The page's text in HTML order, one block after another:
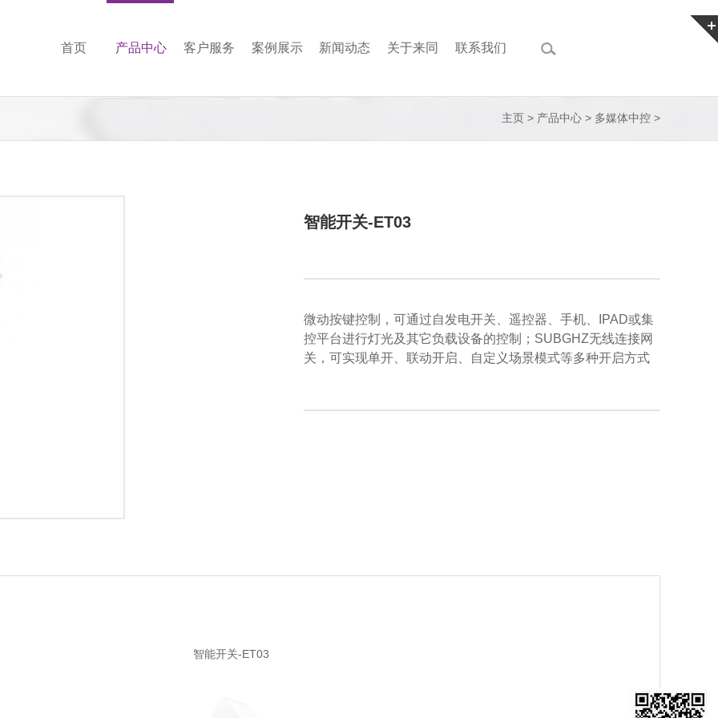
首页 产品中心 客户服务 案例展示 新闻动态 关于来同 联系我们
主页 > 产品中心 > 多媒体中控 >
智能开关-ET03
微动按键控制，可通过自发电开关、遥控器、手机、IPAD或集
控平台进行灯光及其它负载设备的控制；SUBGHZ无线连接网
关，可实现单开、联动开启、自定义场景模式等多种开启方式
智能开关-ET03